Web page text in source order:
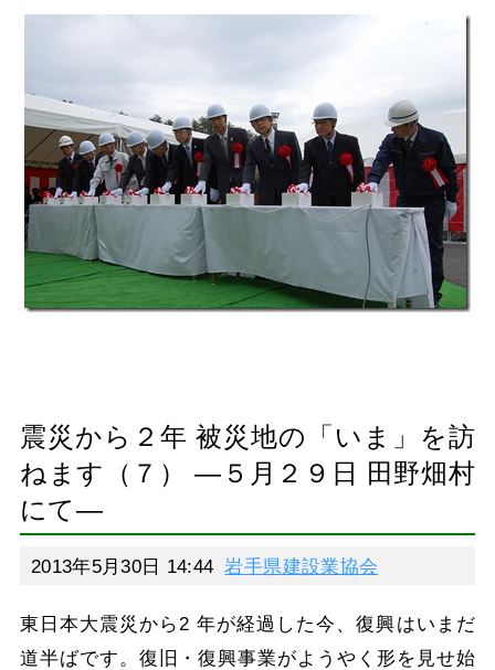
震災から２年 被災地の「いま」を訪
ねます（７） ―５月２９日 田野畑村
にて―
2013年5月30日 14:44 岩手県建設業協会
東日本大震災から2 年が経過した今、復興はいまだ
道半ばです。復旧・復興事業がようやく形を見せ始